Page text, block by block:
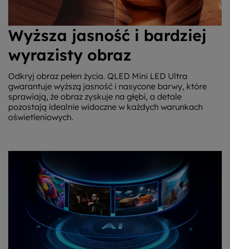
Wyższa jasność i bardziej
wyrazisty obraz
Odkryj obraz pełen życia. QLED Mini LED Ultra
gwarantuje wyższą jasność i nasycone barwy, które
sprawiają, że obraz zyskuje na głębi, a detale
pozostają idealnie widoczne w każdych warunkach
oświetleniowych.